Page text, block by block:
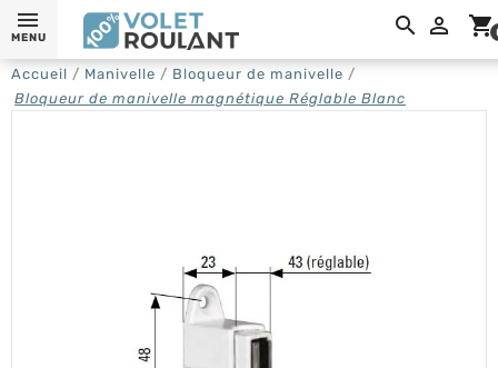
 shopping_cart
MENU
Accueil Manivelle
Bloqueur de manivelle
Bloqueur de manivelle magnétique Réglable Blanc